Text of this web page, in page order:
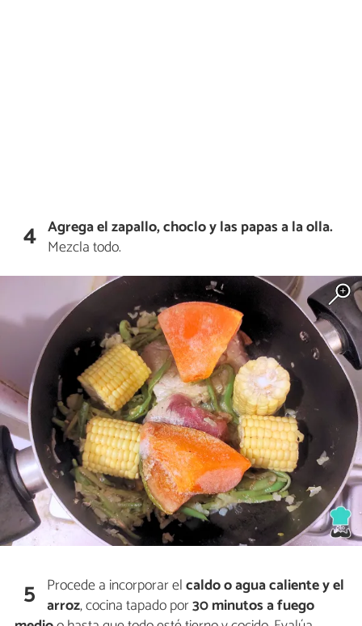
4 Agrega el zapallo, choclo y las papas a la olla.
Mezcla todo.
5 Procede a incorporar elcaldo o agua caliente y el
arroz, cocina tapado por30 minutos a fuego